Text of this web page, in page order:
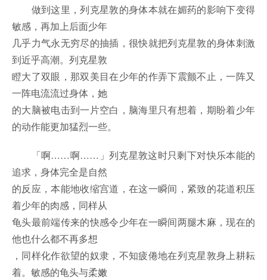
做到这里，列克星敦的身体本就在媚药的影响下变得
敏感，再加上后面少年
几乎力气永无穷尽的抽插，很快就把列克星敦的身体刺激
到近乎高潮。列克星敦
瞪大了双眼，那双美目在少年的作弄下震颤不止，一阵又
一阵电流流过身体，她
的大脑被电击到一片空白，脑海里只有想着，期盼着少年
的动作能更加猛烈一些。
「啊……啊……」列克星敦这时只剩下对快乐本能的
追求，身体完全是自然
的反应，本能地收缩宫道，在这一瞬间，紧致的花道积压
着少年的肉感，同样从
龟头最前端传来的快感令少年在一瞬间两腿木麻，现在的
他也什么都不再多想
，同样化作欲望的奴隶，不知疲倦地在列克星敦身上耕耘
着。敏感的龟头与柔嫩